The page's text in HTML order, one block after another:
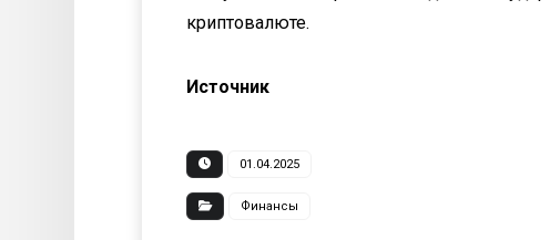
криптовалюте.
Источник
01.04.2025
Финансы